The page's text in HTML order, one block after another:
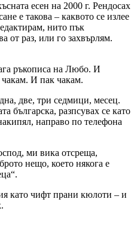
есен на 2000 г. Рендосах
е такова – каквото се излее
нито пък
от раз, или го захвърлям.
ръкописа на Любо. И
И пак чакам.
две, три седмици, месец.
разпсувах се като
направо по телефона
ми вика отсреща,
нещо, което някога е
като чифт прани кюлоти – и